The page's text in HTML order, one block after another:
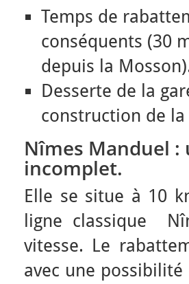
Temps de
conséquents (30
depuis la
Desserte de la
construction de
Nîmes Manduel :
incomplet.
Elle se situe à 10
ligne classique
vitesse. Le
avec une